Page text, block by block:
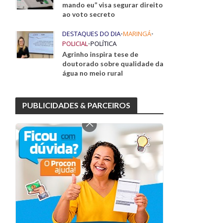
mando eu” visa segurar direito
ao voto secreto
DESTAQUES DO DIA•MARINGÁ•
POLICIAL•POLÍTICA
Agrinho inspira tese de
doutorado sobre qualidade da
água no meio rural
PUBLICIDADES & PARCEIROS